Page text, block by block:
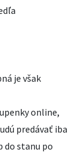
je však
online,
predávať iba
do stanu po